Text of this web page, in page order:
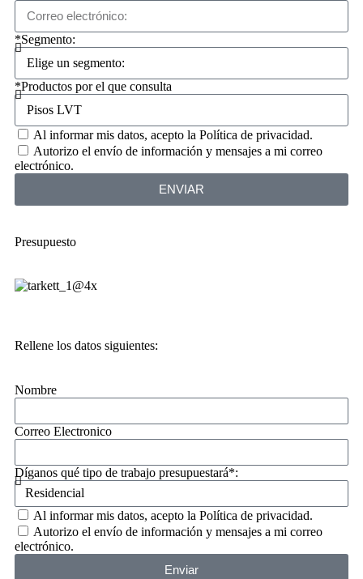
*Segmento:
*Productos por el que consulta
Al informar mis datos, acepto la Política de privacidad.
Autorizo ​​el envío de información y mensajes a mi correo
electrónico.
ENVIAR
Presupuesto
Rellene los datos siguientes:
Nombre
Correo Electronico
Díganos qué tipo de trabajo presupuestará*:
Al informar mis datos, acepto la Política de privacidad.
Autorizo ​​el envío de información y mensajes a mi correo
electrónico.
Enviar